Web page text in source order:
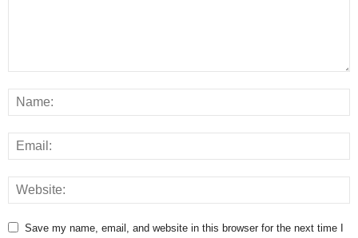
Save my name, email, and website in this browser for the next time I